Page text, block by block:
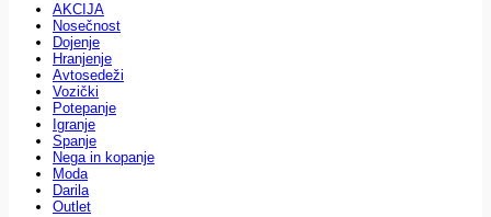
AKCIJA
Nosečnost
Dojenje
Hranjenje
Avtosedeži
Vozički
Potepanje
Igranje
Spanje
Nega in kopanje
Moda
Darila
Outlet